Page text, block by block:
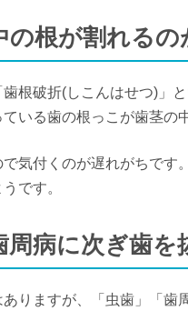
の方法
放置しない
法を選ぶ
グラスファイバーの土台を入
の根が割れるの
根破折(しこんはせつ)」
いる歯の根っこが歯茎の
で気付くのが遅れがちで
です。
周病に次ぎ歯を
りますが、「虫歯」「歯